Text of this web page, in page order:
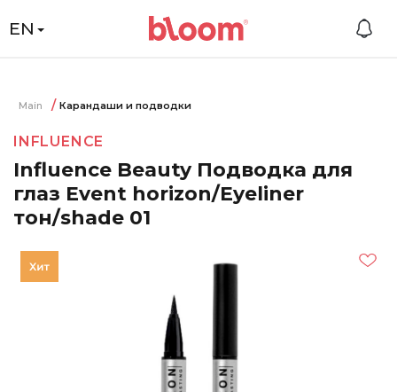
EN
Main Карандаши и подводки
INFLUENCE
Influence Beauty Подводка для
глаз Event horizon/Eyeliner
тон/shade 01